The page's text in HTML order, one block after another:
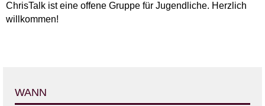
ChrisTalk ist eine offene Gruppe für Jugendliche. Herzlich
willkommen!
WANN